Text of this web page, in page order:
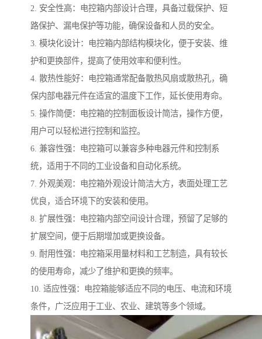
2. 安全性高：电控箱内部设计合理，具备过载保护、短
路保护、漏电保护等功能，确保设备和人员的安全。
3. 模块化设计：电控箱内部结构模块化，便于安装、维
护和更换部件，提高了使用效率和便利性。
4. 散热性能好：电控箱通常配备散热风扇或散热孔，确
保内部电器元件在适宜的温度下工作，延长使用寿命。
5. 操作简便：电控箱的控制面板设计简洁，操作方便，
用户可以轻松进行控制和监控。
6. 兼容性强：电控箱可以兼容多种电器元件和控制系
统，适用于不同的工业设备和自动化系统。
7. 外观美观：电控箱外观设计简洁大方，表面处理工艺
优良，适合环境下的安装和使用。
8. 扩展性强：电控箱内部空间设计合理，预留了足够的
扩展空间，便于后期增加或更换设备。
9. 耐用性强：电控箱采用量材料和工艺制造，具有较长
的使用寿命，减少了维护和更换的频率。
10. 适应性强：电控箱能够适应不同的电压、电流和环境
条件，广泛应用于工业、农业、建筑等多个领域。